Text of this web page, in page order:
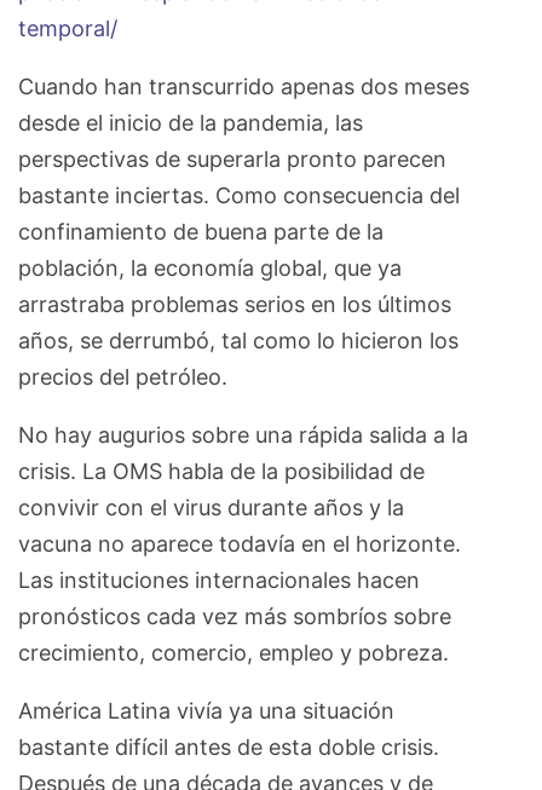
temporal/
Cuando han transcurrido apenas dos meses
desde el inicio de la pandemia, las
perspectivas de superarla pronto parecen
bastante inciertas. Como consecuencia del
confinamiento de buena parte de la
población, la economía global, que ya
arrastraba problemas serios en los últimos
años, se derrumbó, tal como lo hicieron los
precios del petróleo.
No hay augurios sobre una rápida salida a la
crisis. La OMS habla de la posibilidad de
convivir con el virus durante años y la
vacuna no aparece todavía en el horizonte.
Las instituciones internacionales hacen
pronósticos cada vez más sombríos sobre
crecimiento, comercio, empleo y pobreza.
América Latina vivía ya una situación
bastante difícil antes de esta doble crisis.
Después de una década de avances y de